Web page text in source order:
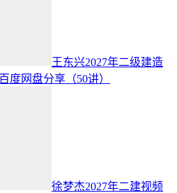
王东兴2027年二级建造
度网盘分享（50讲）
徐梦杰2027年二建视频